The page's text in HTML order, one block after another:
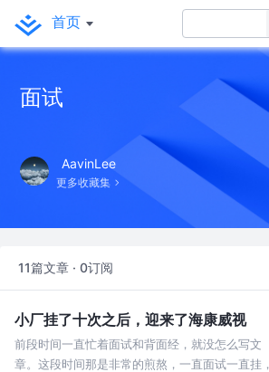
首页
面试
AavinLee
更多收藏集
11篇文章 · 0订阅
小厂挂了十次之后，迎来了海康威视
前段时间一直忙着面试和背面经，就没怎么写文
章。这段时间那是非常的煎熬，一直面试一直挂，